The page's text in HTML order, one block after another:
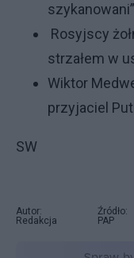
szykanowani”
Rosyjscy
strzałem w
Wiktor
przyjaciel
SW
Autor:
Redakcja
Źródło:
PAP